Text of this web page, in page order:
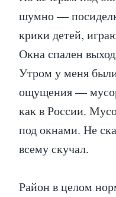
шумно —
крики детей,
Окна спален
Утром у меня
ощущения —
как в России.
под окнами. Не
всему скучал.
Район в целом